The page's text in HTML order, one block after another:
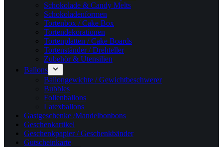
Schokolade & Candy Melts
Schokoladenformen
Tortenbox / Cake Box
Tortendekorationen
Tortenplatten / Cake Boards
Tortenständer / Drehteller
Zubehör & Utensilien
Ballons
Ballongewichte / Gewichtbeschwerer
Bubbles
Folienballons
Latexballons
Gastgeschenke /Mandelbonbons
Geschenkartikel
Geschenkpapier / Geschenkbänder
Gutscheinkarte